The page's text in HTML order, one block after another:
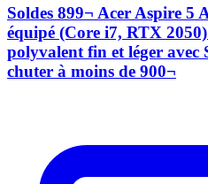
Soldes 899¬ Acer Aspire 5
équipé (Core i7, RTX
polyvalent fin et léger avec
chuter à moins de 900¬